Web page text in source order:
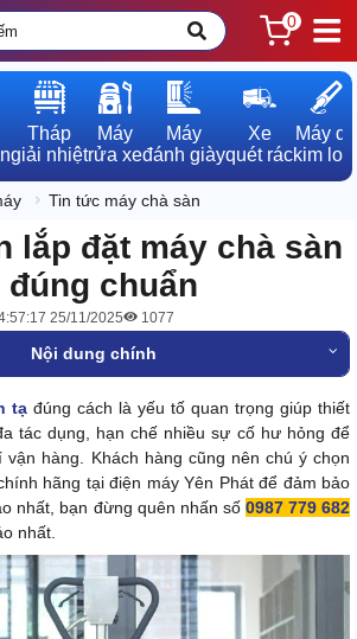
0
Tháp
giải nhiệt
Máy
rửa xe
Máy
đánh giày
Xe
quét rác
Máy dò
kim loại
Tin tức máy chà sàn
lắp đặt máy chà sàn
đúng chuẩn
25/11/2025 1077
Nội dung chính
tạ đúng cách là yếu tố quan trọng giúp thiết
tác dụng, hạn chế nhiều sự cố hư hỏng để
hàng. Khách hàng cũng nên chú ý chọn
hãng tại điện máy Yên Phát để đảm bảo
nhất, bạn đừng quên nhấn số 0987 779 682
nhất.